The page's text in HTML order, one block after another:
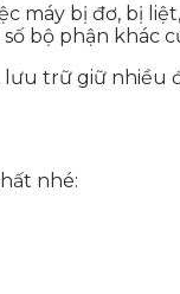
máy bị đơ, bị
bộ phận khác
lưu trữ giữ nhiều
nhé: